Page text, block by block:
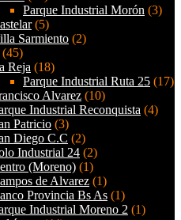
Parque Industrial Morón (3)
(5)
Sarmiento (2)
(45)
Reja (18)
Parque Industrial Ruta 25 (17)
Alvarez (10)
Industrial Reconquista (4)
Patricio (3)
Diego C.C (2)
Industrial 24 (2)
(Moreno) (1)
de Alvarez (1)
Provincia Bs As (1)
Industrial Moreno 2 (1)